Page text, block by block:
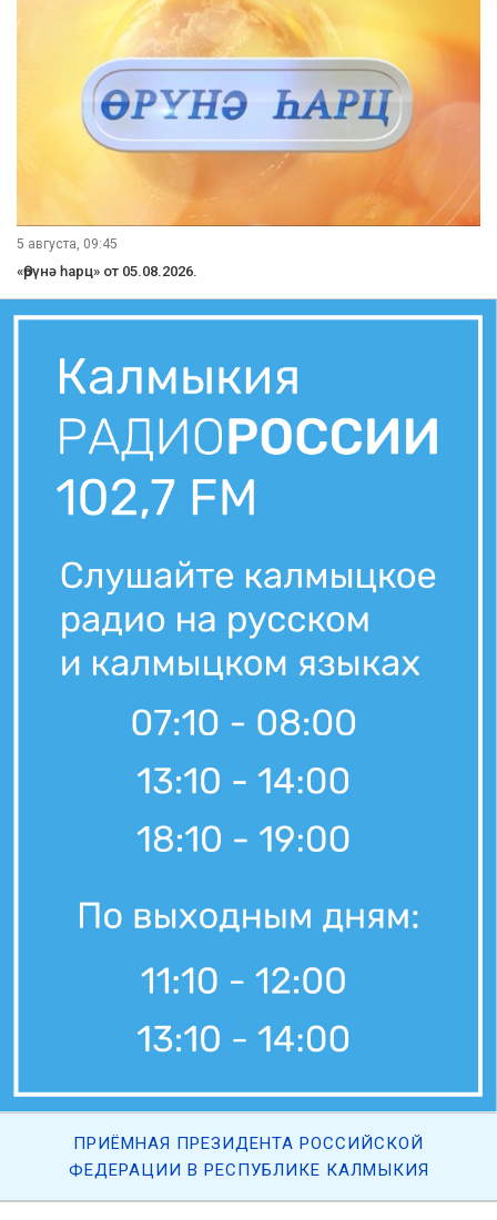
5 августа, 09:45
«Өрүнә һарц» от 05.08.2026.
ПРИЁМНАЯ ПРЕЗИДЕНТА РОССИЙСКОЙ
ФЕДЕРАЦИИ В РЕСПУБЛИКЕ КАЛМЫКИЯ